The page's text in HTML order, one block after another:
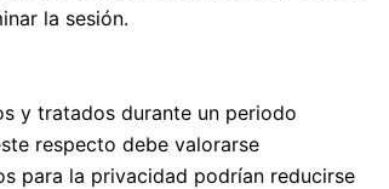
la sesión.
y tratados durante un periodo
respecto debe valorarse
para la privacidad podrían reducirse